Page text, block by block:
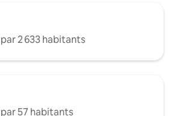
2 633 habitants
57 habitants